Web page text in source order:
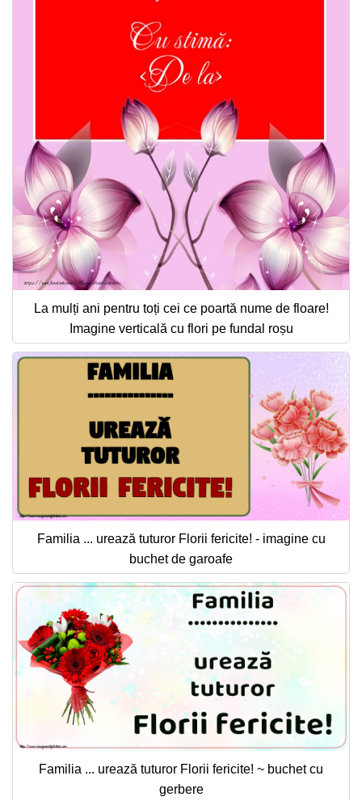
La mulți ani pentru toți cei ce poartă nume de floare!
Imagine verticală cu flori pe fundal roșu
Familia ... urează tuturor Florii fericite! - imagine cu
buchet de garoafe
Familia ... urează tuturor Florii fericite! ~ buchet cu
gerbere